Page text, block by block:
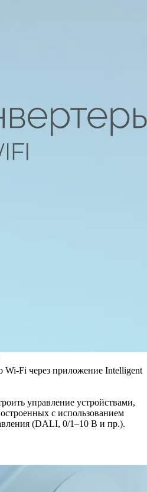
Wi-Fi через приложение Intelligent
управление устройствами,
с использованием
(DALI, 0/1–10 В и пр.).